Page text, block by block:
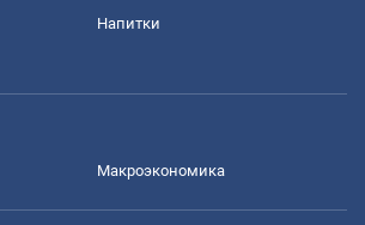
Напитки
Mакроэкономика